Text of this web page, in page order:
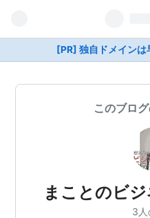
[PR] 独自ドメインは
このブロ
まことのビ
3人